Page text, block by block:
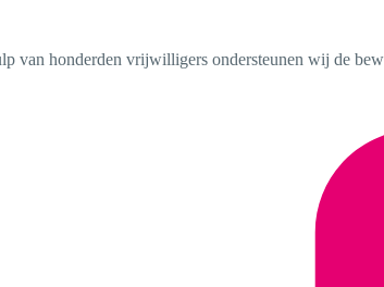
honderden vrijwilligers ondersteunen wij de